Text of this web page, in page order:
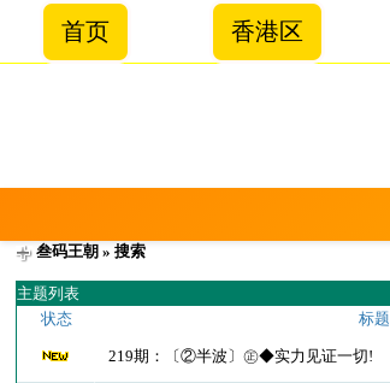
首页 香港区
叁码王朝 » 搜索
主题列表
状态
标题
219期：〔②半波〕㊣◆实力见证一切!